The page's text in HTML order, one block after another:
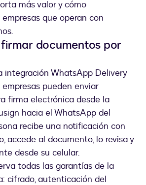
más valor y cómo
que operan con
documentos por
integración WhatsApp Delivery
pueden enviar
firma electrónica desde la
hacia el WhatsApp del
recibe una notificación con
accede al documento, lo revisa y
desde su celular.
todas las garantías de la
cifrado, autenticación del